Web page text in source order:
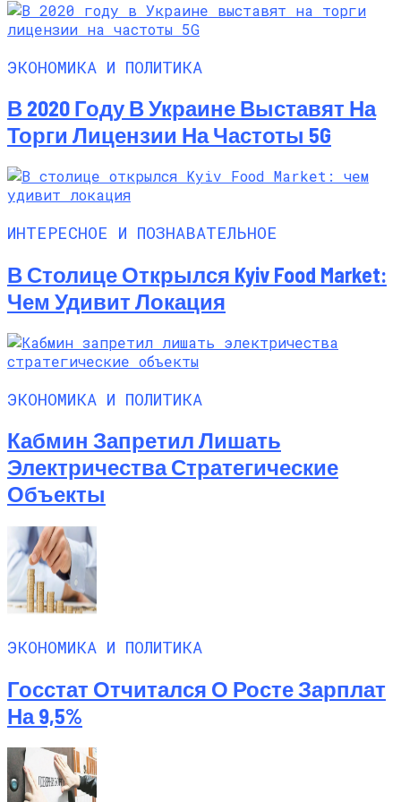
ЭКОНОМИКА И ПОЛИТИКА
В 2020 Году В Украине Выставят На
Торги Лицензии На Частоты 5G
ИНТЕРЕСНОЕ И ПОЗНАВАТЕЛЬНОЕ
В Столице Открылся Kyiv Food Market:
Чем Удивит Локация
ЭКОНОМИКА И ПОЛИТИКА
Кабмин Запретил Лишать
Электричества Стратегические
Объекты
ЭКОНОМИКА И ПОЛИТИКА
Госстат Отчитался О Росте Зарплат
На 9,5%